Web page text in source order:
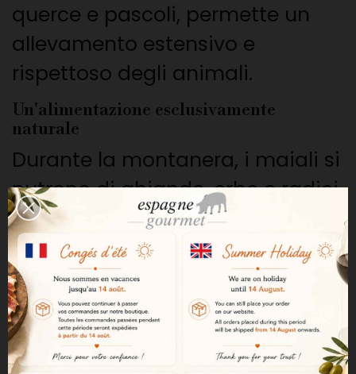
querce e pascoli, permette un
allevamento estensivo e
rispettoso degli animali.
Un'alimentazione esclusivamente
naturale
Durante la montanera, i maiali si
nutrono di ghiande, erbe e radici.
Questa alimentazione favorisce
l’infiltrazione del grasso nella
carne e contribuisce alla
ricchezza aromatica della spalla
iberica bellota.